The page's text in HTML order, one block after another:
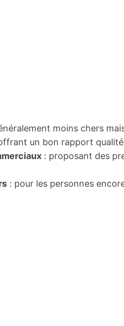
moins chers
un bon rapport
: proposant des
: pour les personnes